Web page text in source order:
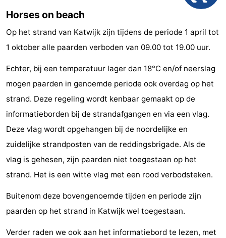
Hiking
-
Horse
-
courses
Surfing
-
Sportfishing
Food
&
Beverages
Events
Practical
Forum
Route
-
Horses on beach
Op het strand van Katwijk zijn tijdens de periode 1 april tot
1 oktober alle paarden verboden van 09.00 tot 19.00 uur.
Echter, bij een temperatuur lager dan 18°C en/of neerslag
mogen paarden in genoemde periode ook overdag op het
strand. Deze regeling wordt kenbaar gemaakt op de
informatieborden bij de strandafgangen en via een vlag.
Deze vlag wordt opgehangen bij de noordelijke en
zuidelijke strandposten van de reddingsbrigade. Als de
vlag is gehesen, zijn paarden niet toegestaan op het
strand. Het is een witte vlag met een rood verbodsteken.
Buitenom deze bovengenoemde tijden en periode zijn
paarden op het strand in Katwijk wel toegestaan.
Verder raden we ook aan het informatiebord te lezen, met